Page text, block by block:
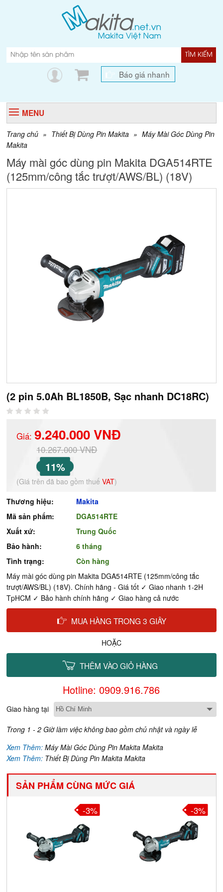
TÌM KIẾM
Báo giá nhanh
MENU
Trang chủ » Thiết Bị Dùng Pin Makita » Máy Mài Góc Dùng Pin
Makita
Máy mài góc dùng pin Makita DGA514RTE
(125mm/công tắc trượt/AWS/BL) (18V)
(2 pin 5.0Ah BL1850B, Sạc nhanh DC18RC)
Giá:9.240.000 VNĐ
10.267.000 VNĐ
11%
(Giá trên đã bao gồm thuếVAT)
Thương hiệu:
Makita
Mã sản phẩm:
DGA514RTE
Xuất xứ:
Trung Quốc
Bảo hành:
6 tháng
Tình trạng:
Còn hàng
Máy mài góc dùng pin Makita DGA514RTE (125mm/công tắc
trượt/AWS/BL) (18V). Chính hãng - Giá tốt ✓ Giao nhanh 1-2H
TpHCM ✓ Bảo hành chính hãng ✓ Giao hàng cả nước
MUA HÀNG TRONG 3 GIÂY
HOẶC
THÊM VÀO GIỎ HÀNG
Hotline: 0909.916.786
Giao hàng tại
Trong 1 - 2 Giờ làm việc không bao gồm chủ nhật và ngày lễ
Xem Thêm:Máy Mài Góc Dùng Pin Makita Makita
Xem Thêm: Thiết Bị Dùng Pin Makita Makita
SẢN PHẨM CÙNG MỨC GIÁ
-3% -3%